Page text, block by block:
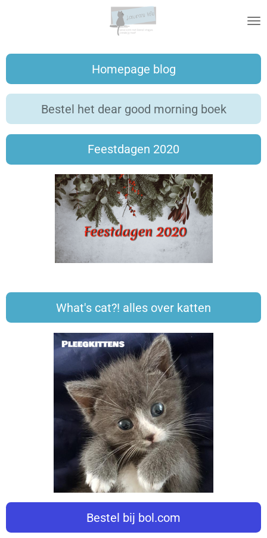
de
Homepage blog
Bestel het dear good morning boek
Feestdagen 2020
What's cat?! alles over katten
Bestel bij bol.com